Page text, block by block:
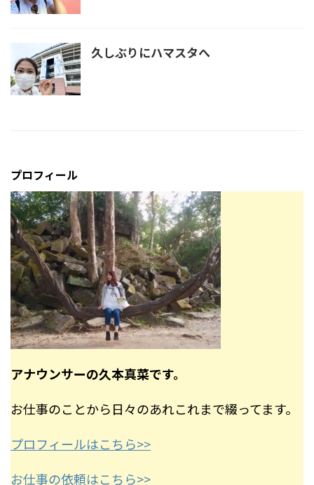
久しぶりにハマスタへ
プロフィール
アナウンサーの久本真菜です。
お仕事のことから日々のあれこれまで綴ってます。
プロフィールはこちら>>
お仕事の依頼はこちら>>